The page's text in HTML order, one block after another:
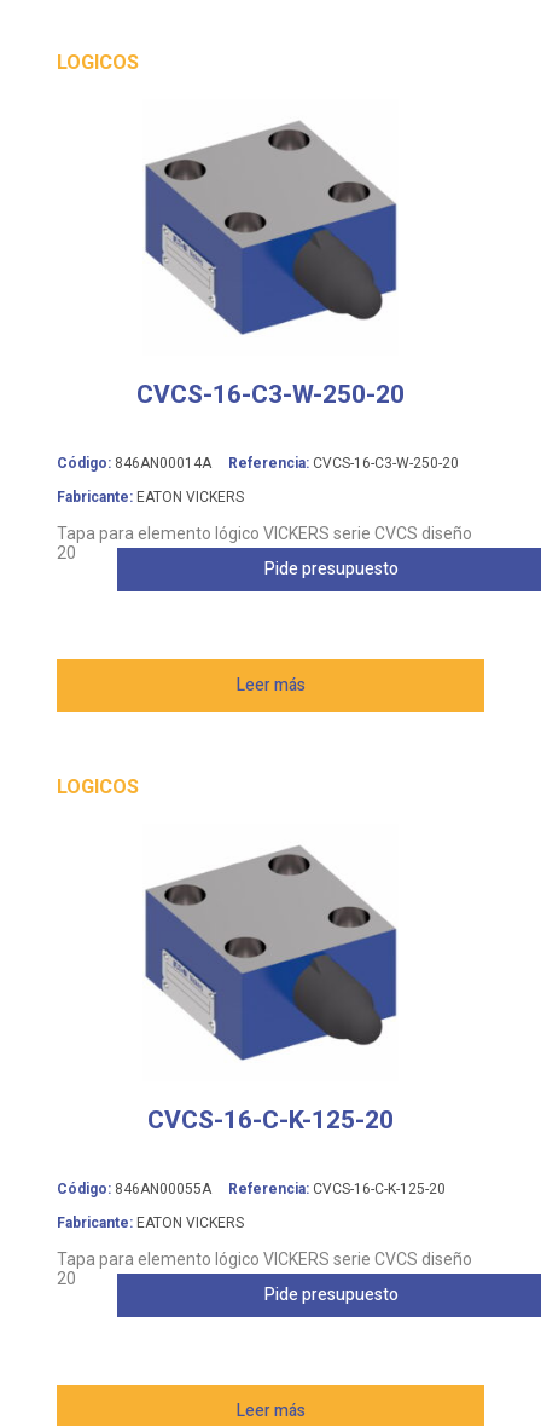
LOGICOS
CVCS-16-C3-W-250-20
Código: 846AN00014A Referencia: CVCS-16-C3-W-250-20
Fabricante: EATON VICKERS
Tapa para elemento lógico VICKERS serie CVCS diseño
20
Leer más
Pide presupuesto
LOGICOS
CVCS-16-C-K-125-20
Código: 846AN00055A Referencia: CVCS-16-C-K-125-20
Fabricante: EATON VICKERS
Tapa para elemento lógico VICKERS serie CVCS diseño
20
Leer más
Pide presupuesto